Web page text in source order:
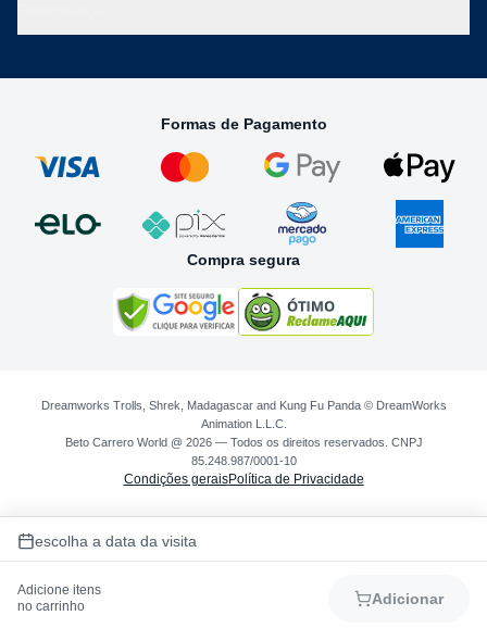
Formas de Pagamento
Compra segura
Dreamworks Trolls, Shrek, Madagascar and Kung Fu Panda © DreamWorks
Animation L.L.C.
Beto Carrero World @ 2026 — Todos os direitos reservados. CNPJ
85.248.987/0001-10
Condições geraisPolítica de Privacidade
escolha a data da visita
Adicione itens
no carrinho
Adicionar